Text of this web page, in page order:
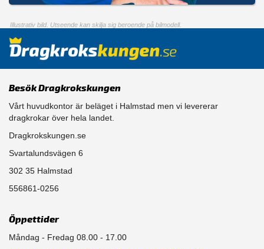
Illustrativ bild. Utseende kan skilja sig beroende på bilmodell.
Besök Dragkrokskungen
Vårt huvudkontor är beläget i Halmstad men vi levererar
dragkrokar över hela landet.
Dragkrokskungen.se
Svartalundsvägen 6
302 35 Halmstad
556861-0256
Öppettider
Måndag - Fredag 08.00 - 17.00